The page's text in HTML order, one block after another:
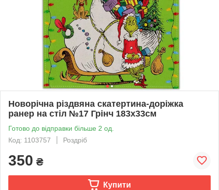
Новорічна різдвяна скатертина-доріжка
ранер на стіл №17 Грінч 183х33см
Готово до відправки більше 2 од.
Код: 1103757
Роздріб
350 ₴
Купити